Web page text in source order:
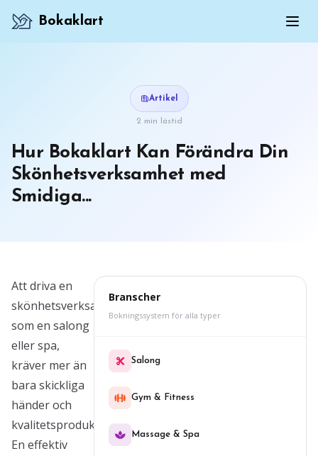
Bokaklart
Artikel
2 min lästid
Hur Bokaklart Kan Förändra Din
Skönhetsverksamhet med
Smidiga...
Att driva en
skönhetsverksamhet,
som en salong
eller spa,
kräver mer än
bara skickliga
händer och
kvalitetsprodukter.
En effektiv
Branscher
Bokningssystem för alla typer
Salong
Gym & Fitness
Massage & Spa